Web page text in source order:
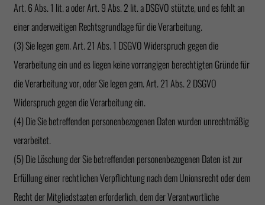
Art. 6 Abs. 1 lit. a oder Art. 9 Abs. 2 lit. a DSGVO stützte, und es fehlt an
einer anderweitigen Rechtsgrundlage für die Verarbeitung.
(3) Sie legen gem. Art. 21 Abs. 1 DSGVO Widerspruch gegen die
Verarbeitung ein und es liegen keine vorrangigen berechtigten Gründe für
die Verarbeitung vor, oder Sie legen gem. Art. 21 Abs. 2 DSGVO
Widerspruch gegen die Verarbeitung ein.
(4) Die Sie betreffenden personenbezogenen Daten wurden unrechtmäßig
verarbeitet.
(5) Die Löschung der Sie betreffenden personenbezogenen Daten ist zur
Erfüllung einer rechtlichen Verpflichtung nach dem Unionsrecht oder dem
Recht der Mitgliedstaaten erforderlich, dem der Verantwortliche